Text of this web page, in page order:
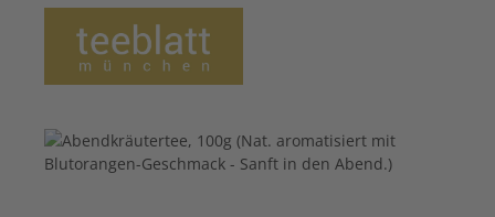
Bildergalerie überspringen